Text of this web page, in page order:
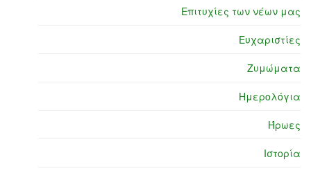
Επιτυχίες των νέων μας
Ευχαριστίες
Ζυμώματα
Ημερολόγια
Ήρωες
Ιστορία